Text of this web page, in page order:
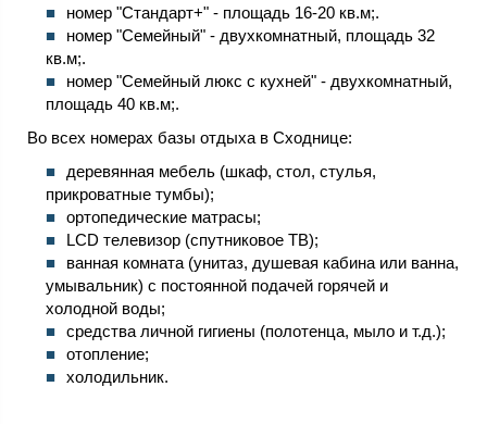
номер "Стандарт+" - площадь 16-20 кв.м;.
номер "Семейный" - двухкомнатный, площадь 32
кв.м;.
номер "Семейный люкс с кухней" - двухкомнатный,
площадь 40 кв.м;.
Во всех номерах базы отдыха в Сходнице:
деревянная мебель (шкаф, стол, стулья,
прикроватные тумбы);
ортопедические матрасы;
LCD телевизор (спутниковое ТВ);
ванная комната (унитаз, душевая кабина или ванна,
умывальник) с постоянной подачей горячей и
холодной воды;
средства личной гигиены (полотенца, мыло и т.д.);
отопление;
холодильник.